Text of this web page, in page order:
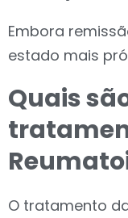
Embora
estado mais
Quais
O tratamento